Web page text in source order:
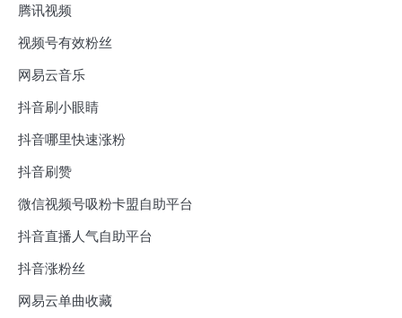
腾讯视频
视频号有效粉丝
网易云音乐
抖音刷小眼睛
抖音哪里快速涨粉
抖音刷赞
微信视频号吸粉卡盟自助平台
抖音直播人气自助平台
抖音涨粉丝
网易云单曲收藏